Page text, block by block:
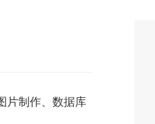
片制作、数据库